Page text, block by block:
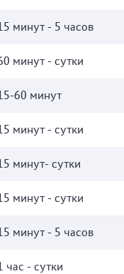
минут - 5 часов
минут - сутки
60 минут
минут - сутки
минут- сутки
минут - сутки
минут - 5 часов
час - сутки